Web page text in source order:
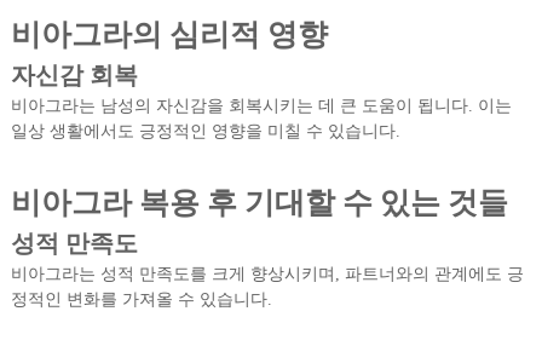
비아그라의 심리적 영향
자신감 회복
비아그라는 남성의 자신감을 회복시키는 데 큰 도움이 됩니다. 이는
일상 생활에서도 긍정적인 영향을 미칠 수 있습니다.
비아그라 복용 후 기대할 수 있는 것들
성적 만족도
비아그라는 성적 만족도를 크게 향상시키며, 파트너와의 관계에도 긍
정적인 변화를 가져올 수 있습니다.